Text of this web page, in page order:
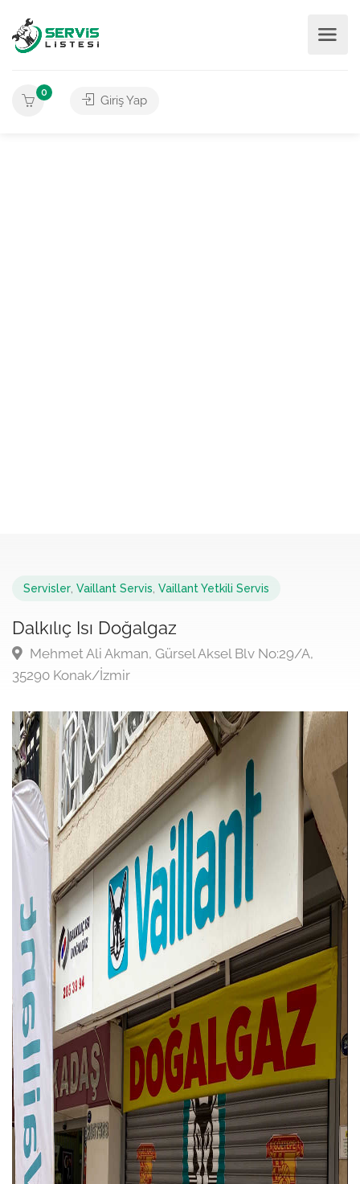
0
Giriş Yap
Servisler Vaillant Servis Vaillant Yetkili Servis
Dalkılıç Isı Doğalgaz
Mehmet Ali Akman, Gürsel Aksel Blv No:29/A,
35290 Konak/İzmir